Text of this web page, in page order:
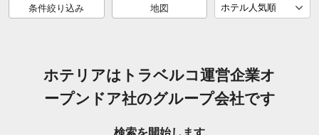
条件絞り込み 地図
ホテリアはトラベルコ運営企業オ
ープンドア社のグループ会社です